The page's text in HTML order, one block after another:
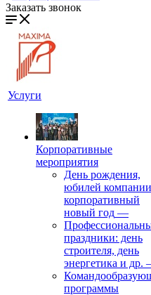
Заказать звонок
Услуги
Корпоративные
мероприятия
День рождения,
юбилей
корпоративный
новый год —
праздники: день
строителя, день
энергетика и др.
программы